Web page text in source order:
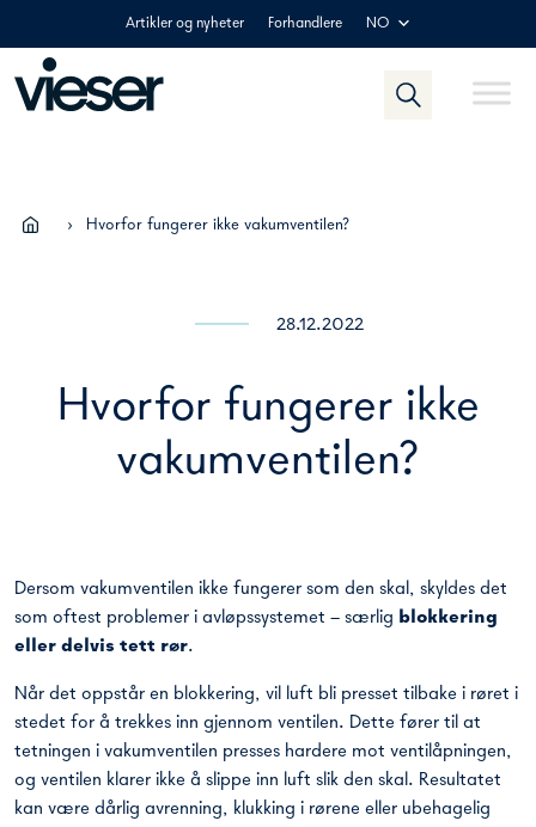
content
Artikler og nyheter Forhandlere NO
› Hvorfor fungerer ikke vakumventilen?
28.12.2022
Hvorfor fungerer ikke
vakumventilen?
Dersom vakumventilen ikke fungerer som den skal, skyldes det
som oftest problemer i avløpssystemet – særlig blokkering
eller delvis tett rør.
Når det oppstår en blokkering, vil luft bli presset tilbake i røret i
stedet for å trekkes inn gjennom ventilen. Dette fører til at
tetningen i vakumventilen presses hardere mot ventilåpningen,
og ventilen klarer ikke å slippe inn luft slik den skal. Resultatet
kan være dårlig avrenning, klukking i rørene eller ubehagelig